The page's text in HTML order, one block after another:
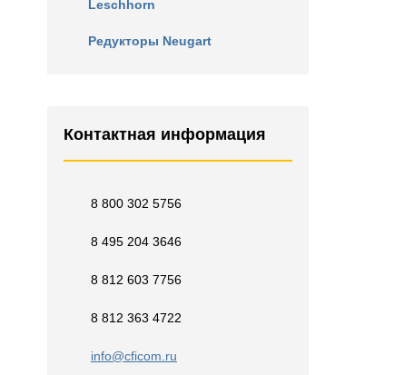
Leschhorn
Редукторы Neugart
Контактная информация
8 800 302 5756
8 495 204 3646
8 812 603 7756
8 812 363 4722
info@cficom.ru